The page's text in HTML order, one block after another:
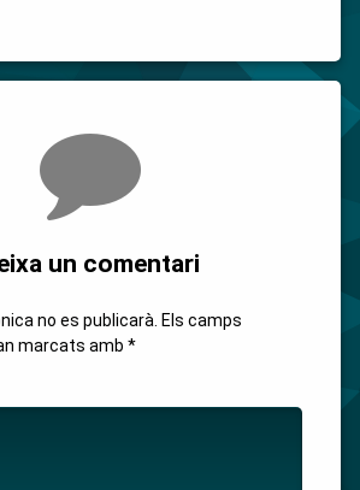
un comentari
no es publicarà. Els camps
marcats amb *